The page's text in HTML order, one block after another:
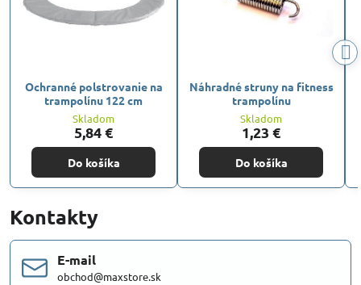
Ochranné polstrovanie na
trampolínu 122 cm
Skladom
5,84 €
Do košíka
Náhradné struny na fitness
trampolínu
Skladom
1,23 €
Do košíka
Kontakty
E-mail
obchod@maxstore.sk